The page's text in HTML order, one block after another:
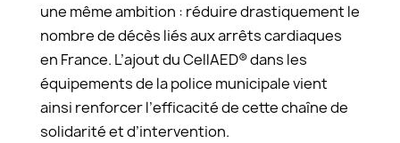
une même ambition : réduire drastiquement le
nombre de décès liés aux arrêts cardiaques
en France. L’ajout du CellAED® dans les
équipements de la police municipale vient
ainsi renforcer l’efficacité de cette chaîne de
solidarité et d’intervention.